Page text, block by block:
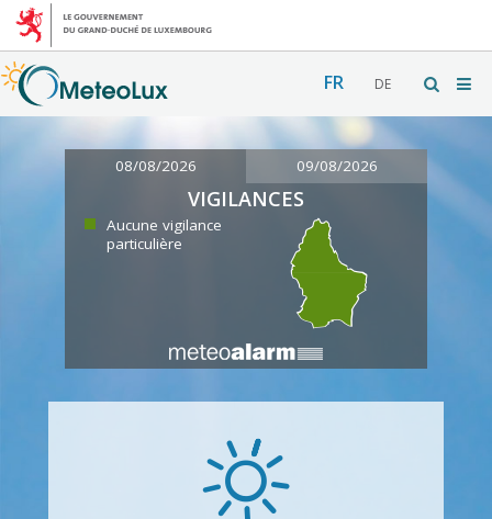
FR DE
08/08/2026 09/08/2026
VIGILANCES
Aucune vigilance
particulière